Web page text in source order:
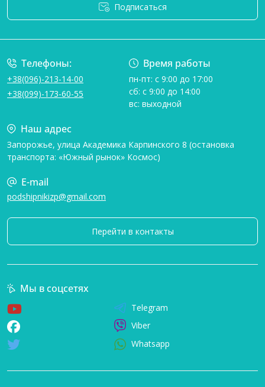
Подписаться
Телефоны:
+38(096)-213-14-00
+38(099)-173-60-55
Время работы
пн-пт: с 9:00 до 17:00
сб: с 9:00 до 14:00
вс: выходной
Наш адрес
Запорожье, улица Академика Карпинского 8 (остановка
транспорта: «Южный рынок» Космос)
E-mail
podshipnikizp@gmail.com
Перейти в контакты
Мы в соцсетях
Telegram
Viber
Whatsapp